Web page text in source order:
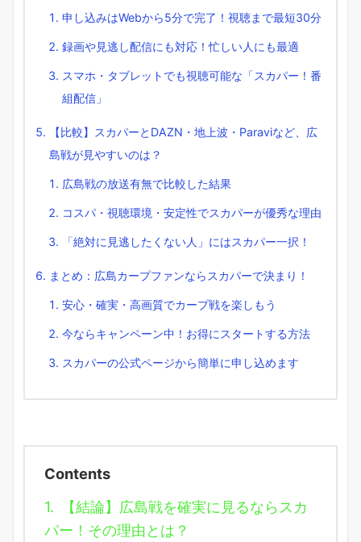
申し込みはWebから5分で完了！視聴まで最短30分
録画や見逃し配信にも対応！忙しい人にも最適
スマホ・タブレットでも視聴可能な「スカパー！番
組配信」
【比較】スカパーとDAZN・地上波・Paraviなど、広
島戦が見やすいのは？
広島戦の放送有無で比較した結果
コスパ・視聴環境・安定性でスカパーが優秀な理由
「絶対に見逃したくない人」にはスカパー一択！
まとめ：広島カープファンならスカパーで決まり！
安心・確実・高画質でカープ戦を楽しもう
今ならキャンペーン中！お得にスタートする方法
スカパーの公式ページから簡単に申し込めます
Contents
1.
【結論】広島戦を確実に見るならスカ
パー！その理由とは？